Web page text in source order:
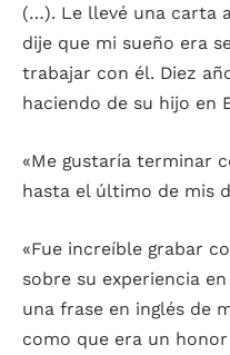
(…). Le llevé una carta
dije que mi sueño era
trabajar con él. Diez
haciendo de su hijo en
«Me gustaría terminar
hasta el último de mis
«Fue increíble grabar
sobre su experiencia
una frase en inglés de
como que era un